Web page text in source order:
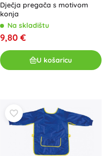
Dječja pregača s motivom
konja
Na skladištu
9,80 €
U košaricu